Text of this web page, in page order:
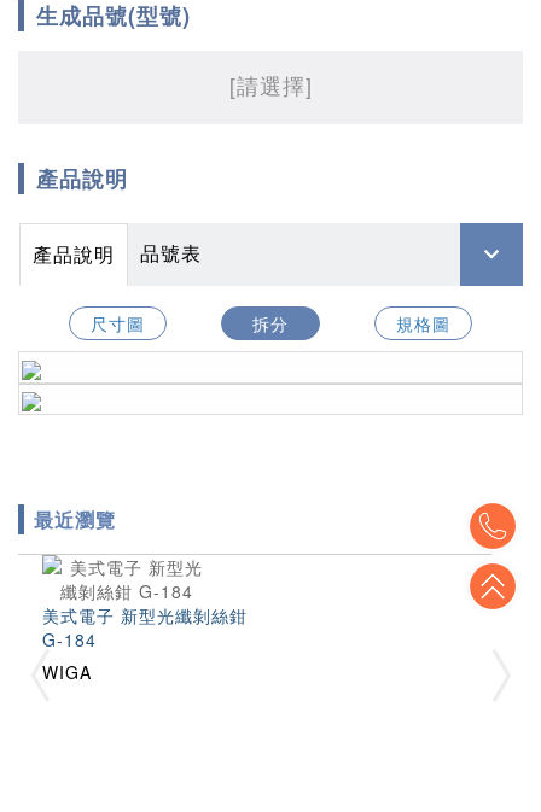
生成品號(型號)
[請選擇]
產品說明
產品說明 品號表
尺寸圖 拆分 規格圖
最近瀏覽
美式電子 新型光纖剝絲鉗
G-184
WIGA